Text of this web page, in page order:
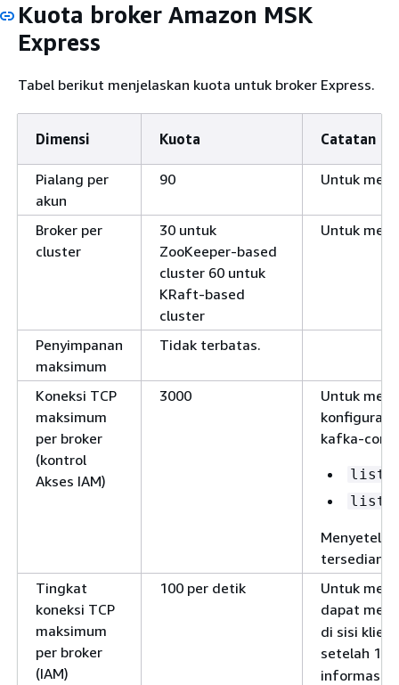
Kuota broker Amazon MSK
Express
Tabel berikut menjelaskan kuota untuk broker Express.
Dimensi Kuota Catatan
Pialang per
akun
90 Untuk
Broker per
cluster
30 untuk
ZooKeeper-based
cluster 60 untuk
KRaft-based
cluster
Untuk
Penyimpanan
maksimum
Tidak terbatas.
Koneksi TCP
maksimum
per broker
(kontrol
Akses IAM)
3000
Untuk
konfigurasi
kafka-
Menyetel
Tingkat
koneksi TCP
maksimum
per broker
(IAM)
100 per detik
Untuk
dapat
di sisi
setelah 1
informasi